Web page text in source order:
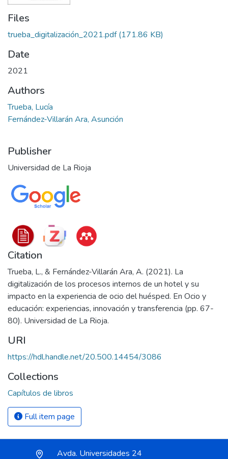
Files
trueba_digitalización_2021.pdf(171.86 KB)
Date
2021
Authors
Trueba, Lucía
Fernández-Villarán Ara, Asunción
Publisher
Universidad de La Rioja
Citation
Trueba, L., & Fernández-Villarán Ara, A. (2021). La
digitalización de los procesos internos de un hotel y su
impacto en la experiencia de ocio del huésped. En Ocio y
educación: experiencias, innovación y transferencia (pp. 67-
80). Universidad de La Rioja.
URI
https://hdl.handle.net/20.500.14454/3086
Collections
Capítulos de libros
Full item page
Avda. Universidades 24